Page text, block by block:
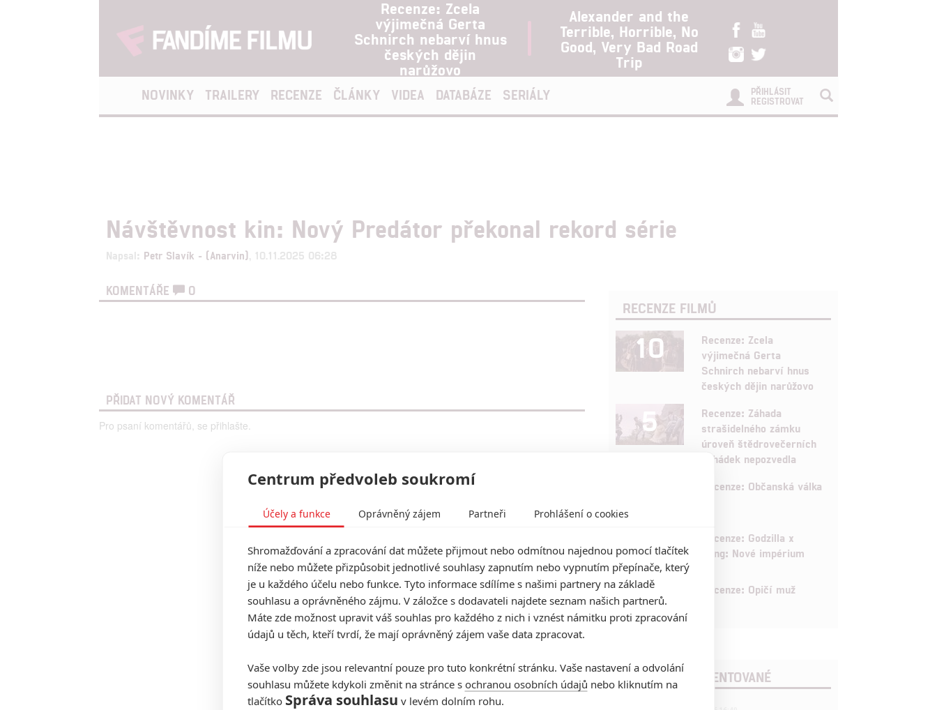
Recenze: Zcela
výjimečná Gerta
Schnirch nebarví hnus
českých dějin
narůžovo
Alexander and the
Terrible, Horrible, No
Good, Very Bad Road
Trip
NOVINKY TRAILERY RECENZE ČLÁNKY VIDEA DATABÁZE SERIÁLY
PŘIHLÁSIT
REGISTROVAT
Návštěvnost kin: Nový Predátor překonal rekord série
Napsal: Petr Slavík - (Anarvin) , 10.11.2025 06:28
KOMENTÁŘE 0
PŘIDAT NOVÝ KOMENTÁŘ
Pro psaní komentářů, se přihlašte.
RECENZE FILMŮ
10
Recenze: Zcela
výjimečná Gerta
Schnirch nebarví hnus
českých dějin narůžovo
5
Recenze: Záhada
strašidelného zámku
úroveň štědrovečerních
pohádek nepozvedla
Recenze: Občanská válka
6
Recenze: Godzilla x
Kong: Nové impérium
8 Recenze: Opičí muž
POSLEDNÍ KOMENTOVANÉ
Centrum předvoleb soukromí
Účely a funkce Oprávněný zájem Partneři Prohlášení o cookies
Shromažďování a zpracování dat můžete přijmout nebo odmítnou najednou pomocí tlačítek
níže nebo můžete přizpůsobit jednotlivé souhlasy zapnutím nebo vypnutím přepínače, který
je u každého účelu nebo funkce. Tyto informace sdílíme s našimi partnery na základě
souhlasu a oprávněného zájmu. V záložce s dodavateli najdete seznam našich partnerů.
Máte zde možnost upravit váš souhlas pro každého z nich i vznést námitku proti zpracování
údajů u těch, kteří tvrdí, že mají oprávněný zájem vaše data zpracovat.
Vaše volby zde jsou relevantní pouze pro tuto konkrétní stránku. Vaše nastavení a odvolání
souhlasu můžete kdykoli změnit na stránce s ochranou osobních údajů nebo kliknutím na
tlačítko Správa souhlasu v levém dolním rohu.